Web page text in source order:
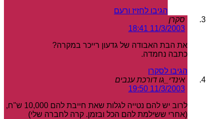
הגיבו לחזיז ורעם
סקרן
11/3/2003 18:41
את הבת האבודה של גדעון רייכר במקרה?
כתבה נחמדה.
הגיבו לסקרן
אינדי_גו דורכת ענבים
11/3/2003 19:50
לרוב יש להם נטייה לגלות שאת חייבת להם 10,000 ש"ח,
(אחרי ששילמת להם הכל ובזמן. קרה לחברה שלי)